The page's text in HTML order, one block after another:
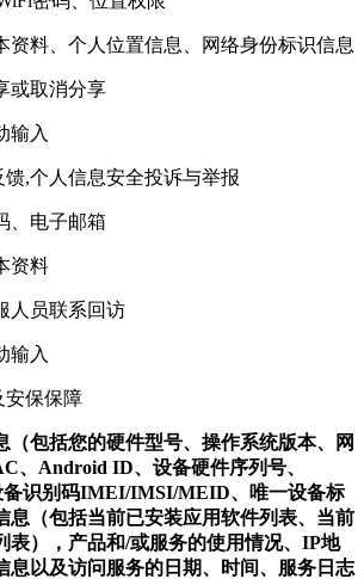
资料、个人位置信息、网络身份标识信息
或取消分享
输入
,个人信息安全投诉与举报
、电子邮箱
资料
人员联系回访
输入
安保保障
（包括您的硬件型号、操作系统版本、网
、Android ID、设备硬件序列号、
识别码IMEI/IMSI/MEID、唯一设备标
息（包括当前已安装应用软件列表、当前
表），产品和/或服务的使用情况、IP地
息以及访问服务的日期、时间、服务日志